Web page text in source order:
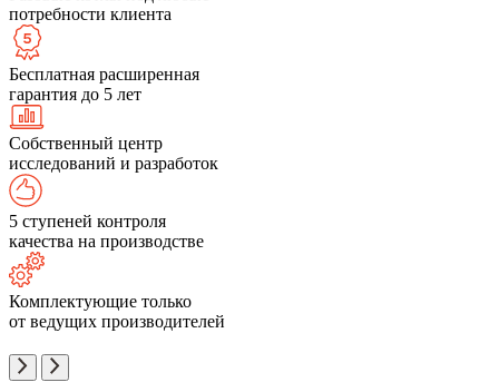
потребности клиента
Бесплатная расширенная
гарантия до 5 лет
Собственный центр
исследований и разработок
5 ступеней контроля
качества на производстве
Комплектующие только
от ведущих производителей